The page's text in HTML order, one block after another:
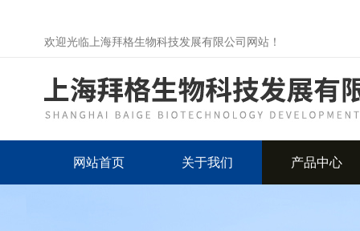
欢迎光临上海拜格生物科技发展有限公司网站！
网站首页 关于我们 产品中心